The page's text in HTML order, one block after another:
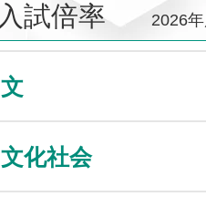
入試倍率 2026
文
文化社会